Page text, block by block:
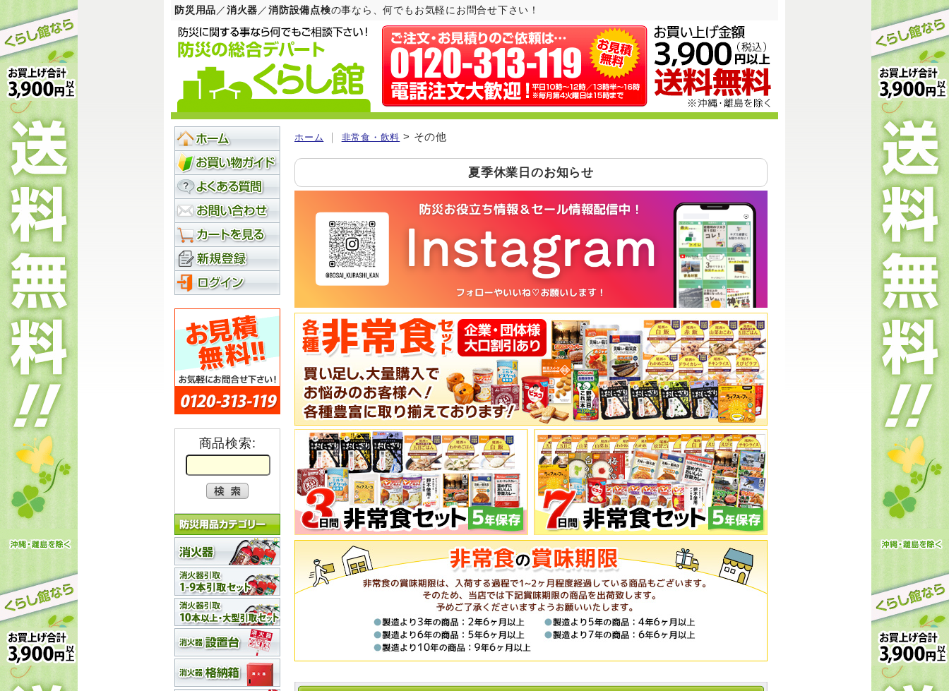
防災用品 ／消火器 ／消防設備点検の事なら、何でもお気軽にお問合せ下さい！
商品検索:
ホーム ｜ 非常食・飲料 > その他
夏季休業日のお知らせ